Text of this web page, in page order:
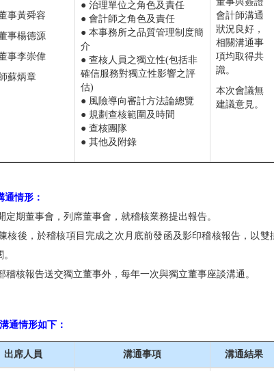
事黃舜容
事楊德源
事李崇偉
蘇炳章
● 治理單位之角色及責任
● 會計師之角色及責任
● 本事務所之品質管理制度簡
介
● 查核人員之獨立性(包括非
確信服務對獨立性影響之評
估)
● 風險導向審計方法論總覽
● 規劃查核範圍及時間
● 查核團隊
● 其他及附錄
會計師溝通
狀況良好，
相關溝通事
項均取得共
識。
本次會議無
建議意見。
情形：
期董事會，列席董事會，就稽核業務提出報告。
核後，於稽核項目完成之次月底前發函及影印稽核報告，以雙
核報告送交獨立董事外，每年一次與獨立董事座談溝通。
通情形如下：
出席人員 溝通事項 溝通結果